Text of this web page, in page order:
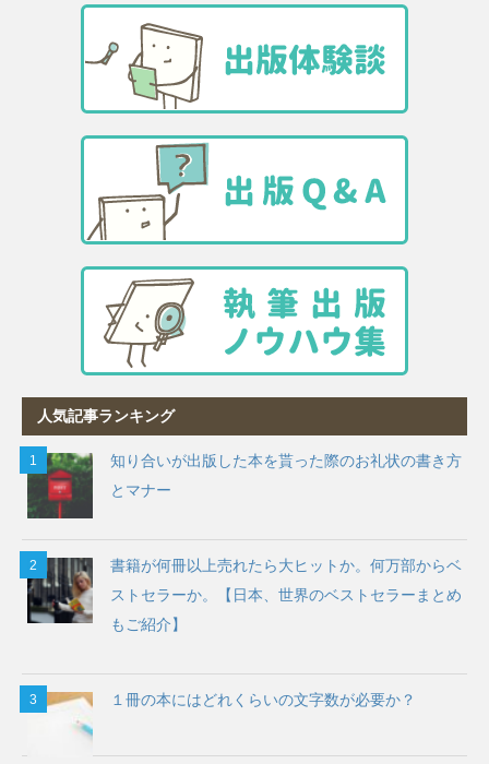
人気記事ランキング
知り合いが出版した本を貰った際のお礼状の書き方
とマナー
書籍が何冊以上売れたら大ヒットか。何万部からベ
ストセラーか。【日本、世界のベストセラーまとめ
もご紹介】
１冊の本にはどれくらいの文字数が必要か？